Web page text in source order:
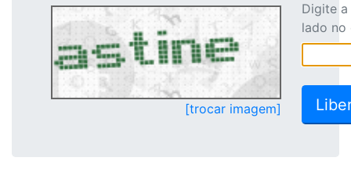
[trocar imagem]
Digite
lado no